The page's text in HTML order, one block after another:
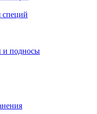
и подносы